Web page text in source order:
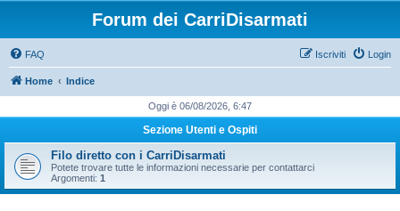
Forum dei CarriDisarmati
FAQ Login
Iscriviti
Home Indice
Oggi è 06/08/2026, 6:47
Sezione Utenti e Ospiti
Filo diretto con i CarriDisarmati
Potete trovare tutte le informazioni necessarie per contattarci
Argomenti: 1